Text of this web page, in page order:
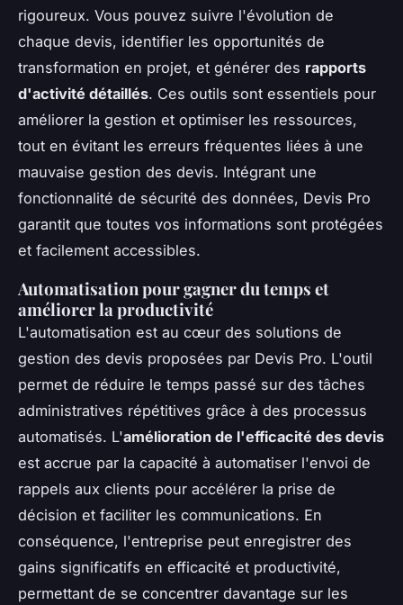
rigoureux. Vous pouvez suivre l'évolution de
chaque devis, identifier les opportunités de
transformation en projet, et générer des rapports
d'activité détaillés. Ces outils sont essentiels pour
améliorer la gestion et optimiser les ressources,
tout en évitant les erreurs fréquentes liées à une
mauvaise gestion des devis. Intégrant une
fonctionnalité de sécurité des données, Devis Pro
garantit que toutes vos informations sont protégées
et facilement accessibles.
Automatisation pour gagner du temps et
améliorer la productivité
L'automatisation est au cœur des solutions de
gestion des devis proposées par Devis Pro. L'outil
permet de réduire le temps passé sur des tâches
administratives répétitives grâce à des processus
automatisés. L'amélioration de l'efficacité des devis
est accrue par la capacité à automatiser l'envoi de
rappels aux clients pour accélérer la prise de
décision et faciliter les communications. En
conséquence, l'entreprise peut enregistrer des
gains significatifs en efficacité et productivité,
permettant de se concentrer davantage sur les